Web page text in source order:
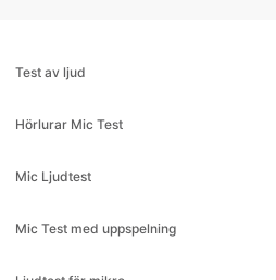
Test av ljud
Hörlurar Mic Test
Mic Ljudtest
Mic Test med uppspelning